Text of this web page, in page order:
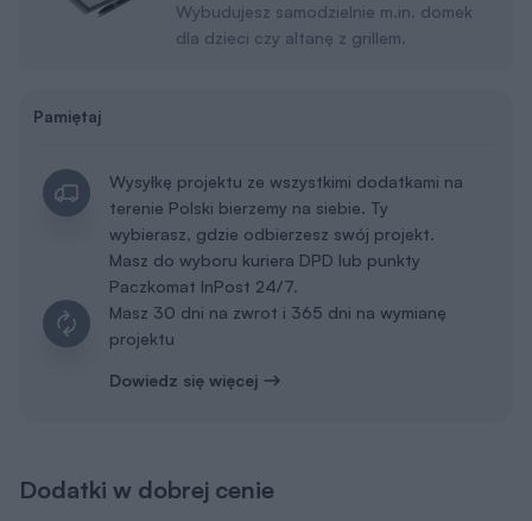
Wybudujesz samodzielnie m.in. domek
dla dzieci czy altanę z grillem.
Pamiętaj
Wysyłkę projektu ze wszystkimi dodatkami na
terenie Polski bierzemy na siebie. Ty
wybierasz, gdzie odbierzesz swój projekt.
Masz do wyboru kuriera DPD lub punkty
Paczkomat InPost 24/7.
Masz 30 dni na zwrot i 365 dni na wymianę
projektu
Dowiedz się więcej
Dodatki w dobrej cenie